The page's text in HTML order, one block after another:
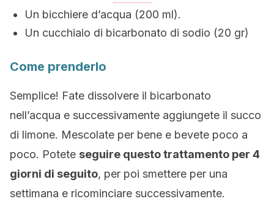
Un bicchiere d’acqua (200 ml).
Un cucchiaio di bicarbonato di sodio (20 gr)
Come prenderlo
Semplice! Fate dissolvere il bicarbonato
nell’acqua e successivamente aggiungete il succo
di limone. Mescolate per bene e bevete poco a
poco. Potete seguire questo trattamento per 4
giorni di seguito, per poi smettere per una
settimana e ricominciare successivamente.